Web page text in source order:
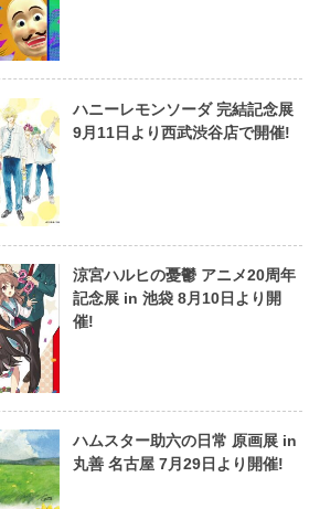
ハニーレモンソーダ 完結記念展
9月11日より西武渋谷店で開催!
涼宮ハルヒの憂鬱 アニメ20周年
記念展 in 池袋 8月10日より開
催!
ハムスター助六の日常 原画展 in
丸善 名古屋 7月29日より開催!